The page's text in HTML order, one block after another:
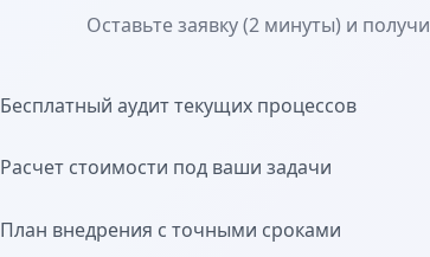
Оставьте заявку (2 минуты) и
Бесплатный аудит текущих процессов
Расчет стоимости под ваши задачи
План внедрения с точными сроками